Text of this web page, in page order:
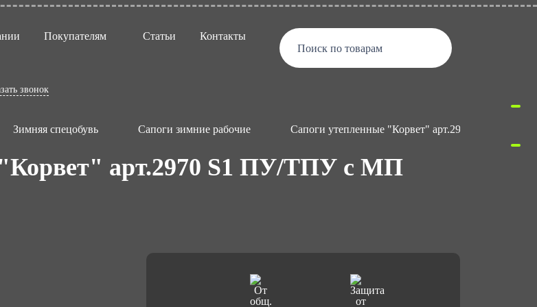
Покупателям Статьи Контакты
звонок
Поиск по товарам
Зимняя спецобувь Сапоги зимние рабочие Сапоги утепленные "Корвет" арт.2970 S1 ПУ/ТПУ
арт.2970 S1 ПУ/ТПУ с МП